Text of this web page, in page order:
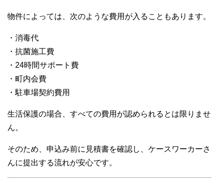
物件によっては、次のような費用が入ることもあります。
・消毒代
・抗菌施工費
・24時間サポート費
・町内会費
・駐車場契約費用
生活保護の場合、すべての費用が認められるとは限りませ
ん。
そのため、申込み前に見積書を確認し、ケースワーカーさ
んに提出する流れが安心です。